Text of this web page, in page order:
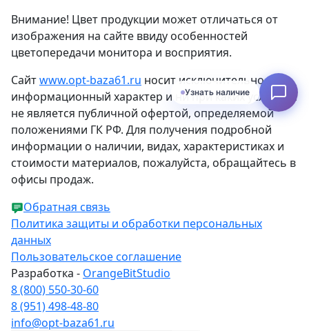
Внимание! Цвет продукции может отличаться от
изображения на сайте ввиду особенностей
цветопередачи монитора и восприятия.
Сайтwww.opt-baza61.ru носит исключительно
информационный характер и ни при каких условиях
не является публичной офертой, определяемой
положениями ГК РФ. Для получения подробной
информации о наличии, видах, характеристиках и
стоимости материалов, пожалуйста, обращайтесь в
офисы продаж.
Обратная связь
Политика защиты и обработки персональных
данных
Пользовательское соглашение
Разработка - OrangeBitStudio
8 (800) 550-30-60
8 (951) 498-48-80
info@opt-baza61.ru
Узнать наличие